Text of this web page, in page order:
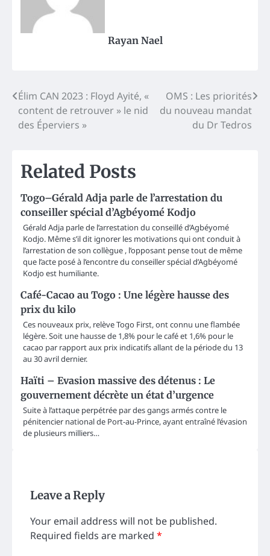
Rayan Nael
Post
navigation
Élim CAN 2023 : Floyd Ayité, «
content de retrouver » le nid
des Éperviers »
OMS : Les priorités
du nouveau mandat
du Dr Tedros
Related Posts
Togo–Gérald Adja parle de l’arrestation du
conseiller spécial d’Agbéyomé Kodjo
Gérald Adja parle de l’arrestation du conseillé d’Agbéyomé
Kodjo. Même s’il dit ignorer les motivations qui ont conduit à
l’arrestation de son collègue , l’opposant pense tout de même
que l’acte posé à l’encontre du conseiller spécial d’Agbéyomé
Kodjo est humiliante.
Café-Cacao au Togo : Une légère hausse des
prix du kilo
Ces nouveaux prix, relève Togo First, ont connu une flambée
légère. Soit une hausse de 1,8% pour le café et 1,6% pour le
cacao par rapport aux prix indicatifs allant de la période du 13
au 30 avril dernier.
Haïti – Evasion massive des détenus : Le
gouvernement décrète un état d’urgence
Suite à l’attaque perpétrée par des gangs armés contre le
pénitencier national de Port-au-Prince, ayant entraîné l’évasion
de plusieurs milliers…
Leave a Reply
Your email address will not be published.
Required fields are marked *